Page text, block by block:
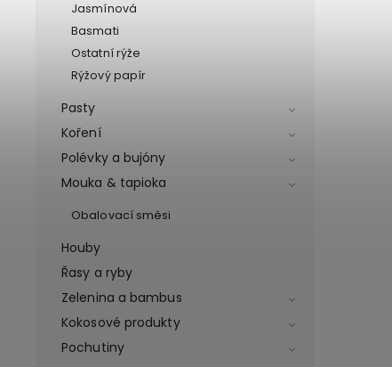
Jasmínová
Basmati
Ostatní rýže
Rýžový papír
Pasty
Koření
Polévky a bujóny
Mouka & tapioka
Obalovací směsi
Houby
Řasy a ryby
Zelenina a bambus
Kokosové produkty
Pochutiny